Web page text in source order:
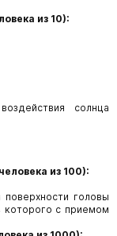
из 10):
солнца
из 100):
головы
которого с приемом